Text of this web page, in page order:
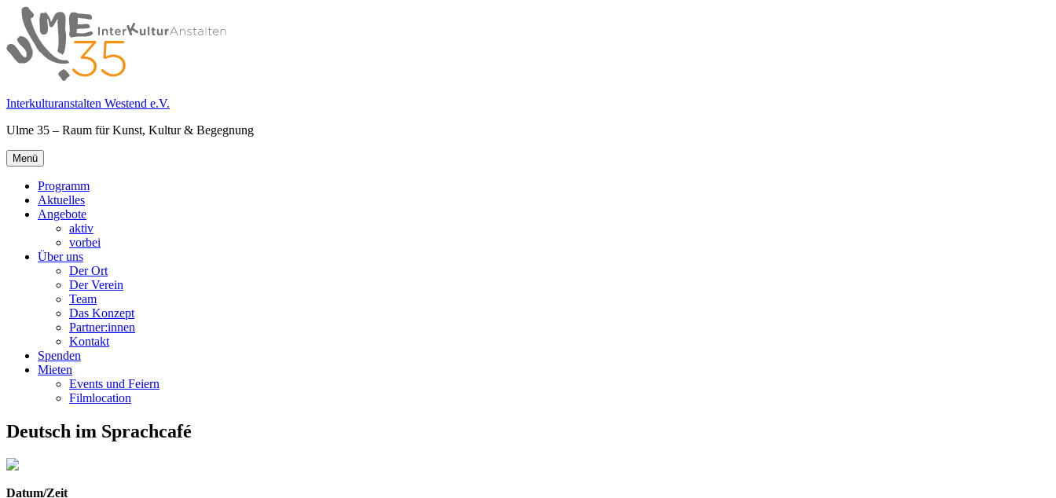
Springe
zum
Inhalt
Interkulturanstalten Westend e.V.
Ulme 35 – Raum für Kunst, Kultur & Begegnung
Primäres
Menü
Menü
Programm
Aktuelles
Angebote
aktiv
vorbei
Über uns
Der Ort
Der Verein
Team
Das Konzept
Partner:innen
Kontakt
Spenden
Mieten
Events und Feiern
Filmlocation
Deutsch im Sprachcafé
Datum/Zeit